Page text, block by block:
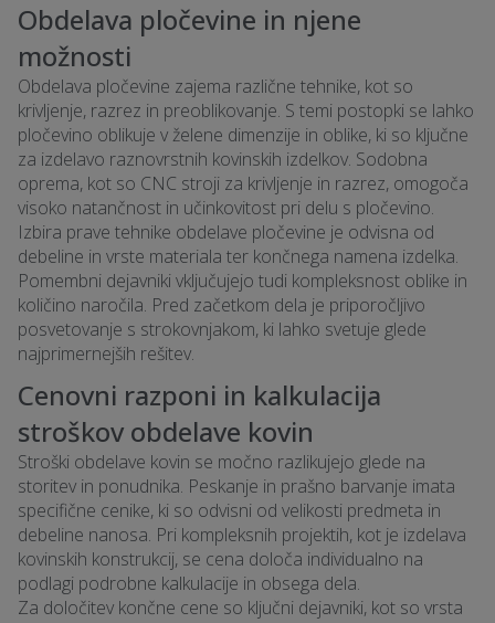
Obdelava pločevine in njene
možnosti
Obdelava pločevine zajema različne tehnike, kot so
krivljenje, razrez in preoblikovanje. S temi postopki se lahko
pločevino oblikuje v želene dimenzije in oblike, ki so ključne
za izdelavo raznovrstnih kovinskih izdelkov. Sodobna
oprema, kot so CNC stroji za krivljenje in razrez, omogoča
visoko natančnost in učinkovitost pri delu s pločevino.
Izbira prave tehnike obdelave pločevine je odvisna od
debeline in vrste materiala ter končnega namena izdelka.
Pomembni dejavniki vključujejo tudi kompleksnost oblike in
količino naročila. Pred začetkom dela je priporočljivo
posvetovanje s strokovnjakom, ki lahko svetuje glede
najprimernejših rešitev.
Cenovni razponi in kalkulacija
stroškov obdelave kovin
Stroški obdelave kovin se močno razlikujejo glede na
storitev in ponudnika. Peskanje in prašno barvanje imata
specifične cenike, ki so odvisni od velikosti predmeta in
debeline nanosa. Pri kompleksnih projektih, kot je izdelava
kovinskih konstrukcij, se cena določa individualno na
podlagi podrobne kalkulacije in obsega dela.
Za določitev končne cene so ključni dejavniki, kot so vrsta